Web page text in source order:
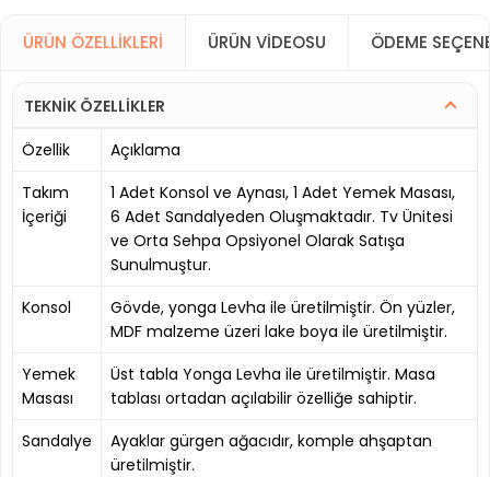
ÜRÜN ÖZELLIKLERI ÜRÜN VIDEOSU ÖDEME
TEKNİK ÖZELLİKLER
Özellik
Açıklama
Takım
İçeriği
1 Adet Konsol ve Aynası, 1 Adet Yemek Masası,
6 Adet Sandalyeden Oluşmaktadır. Tv Ünitesi
ve Orta Sehpa Opsiyonel Olarak Satışa
Sunulmuştur.
Konsol
Gövde, yonga Levha ile üretilmiştir. Ön yüzler,
MDF malzeme üzeri lake boya ile üretilmiştir.
Yemek
Masası
Üst tabla Yonga Levha ile üretilmiştir. Masa
tablası ortadan açılabilir özelliğe sahiptir.
Sandalye
Ayaklar gürgen ağacıdır, komple ahşaptan
üretilmiştir.